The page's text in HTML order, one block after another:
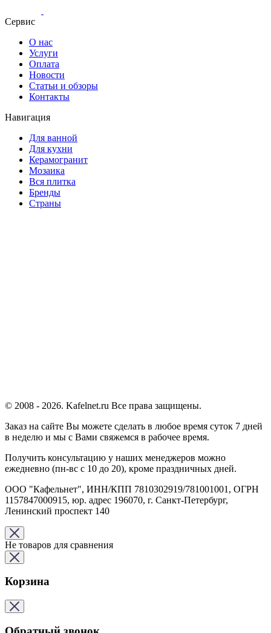
Сервис
О нас
Услуги
Оплата
Новости
Статьи и обзоры
Контакты
Навигация
Для ванной
Для кухни
Керамогранит
Мозаика
Вся плитка
Бренды
Страны
© 2008 - 2026. Kafelnet.ru Все права защищены.
Заказ на сайте Вы можете сделать в любое время суток 7 дней
в неделю и мы с Вами свяжемся в рабочее время.
Получить консультацию у наших менеджеров можно
ежедневно (пн-вс с 10 до 20), кроме праздничных дней.
ООО "Кафельнет", ИНН/КПП 7810302919/781001001, ОГРН
1157847000915, юр. адрес 196070, г. Санкт-Петербург,
Ленинский проспект 140
Не товаров для сравнения
Корзина